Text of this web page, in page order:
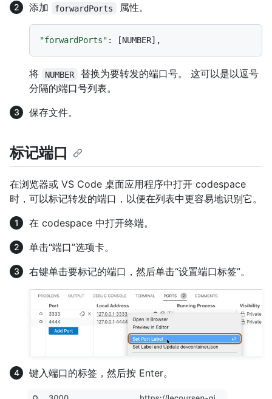
添加
forwardPorts 属性。
"forwardPorts" : [NUMBER] ,
将 NUMBER
替换为要转发的端口号。 这可以是以逗号
分隔的端口号列表。
保存文件。
标记端口
在浏览器或 VS Code 桌面应用程序中打开 codespace
时，可以标记转发的端口，以便在列表中更容易地识别它。
在 codespace 中打开终端。
单击“端口”选项卡。
右键单击要标记的端口，然后单击“设置端口标签”。
键入端口的标签，然后按 Enter。